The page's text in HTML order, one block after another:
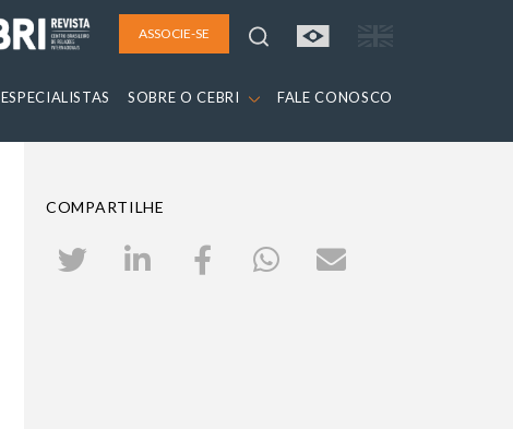
ASSOCIE-SE
ESPECIALISTAS SOBRE O CEBRI FALE CONOSCO
COMPARTILHE